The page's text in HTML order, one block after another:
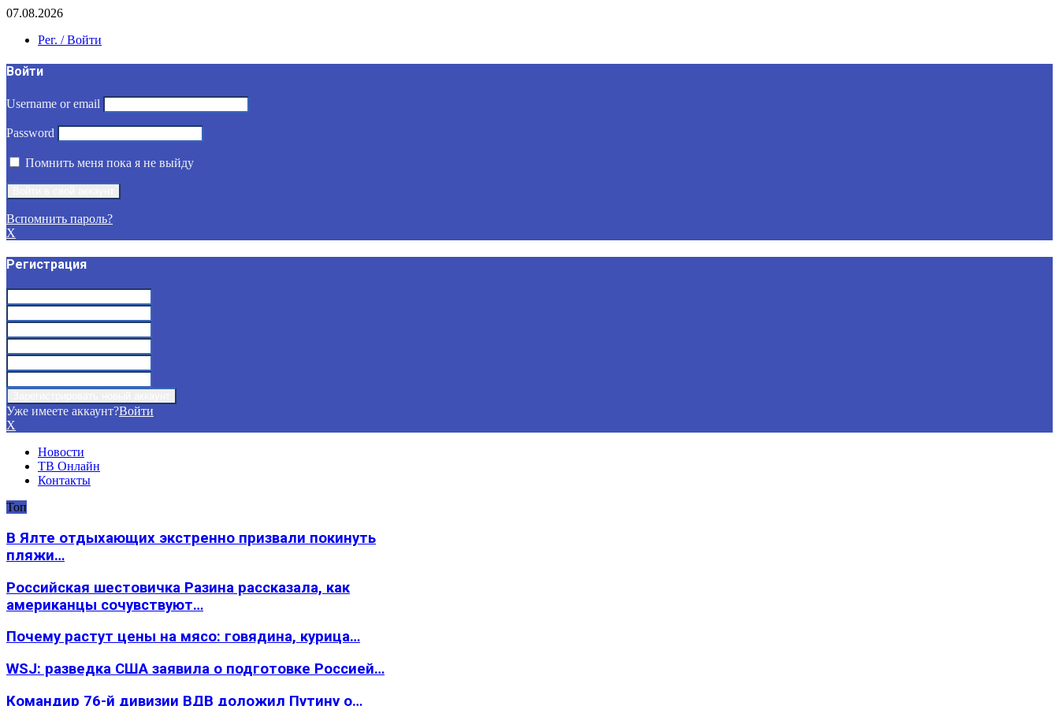
07.08.2026
Рег. / Войти
Войти
Username or email
Password
Помнить меня пока я не выйду
Вспомнить пароль?
X
Регистрация
Уже имеете аккаунт?Войти
X
Новости
ТВ Онлайн
Контакты
Топ
В Ялте отдыхающих экстренно призвали покинуть
пляжи…
Российская шестовичка Разина рассказала, как
американцы сочувствуют…
Почему растут цены на мясо: говядина, курица…
WSJ: разведка США заявила о подготовке Россией…
Командир 76-й дивизии ВДВ доложил Путину о…